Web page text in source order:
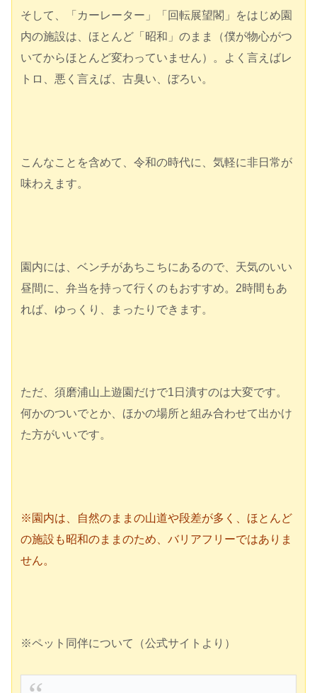
そして、「カーレーター」「回転展望閣」をはじめ園
内の施設は、ほとんど「昭和」のまま（僕が物心がつ
いてからほとんど変わっていません）。よく言えばレ
トロ、悪く言えば、古臭い、ぼろい。
こんなことを含めて、令和の時代に、気軽に非日常が
味わえます。
園内には、ベンチがあちこちにあるので、天気のいい
昼間に、弁当を持って行くのもおすすめ。2時間もあ
れば、ゆっくり、まったりできます。
ただ、須磨浦山上遊園だけで1日潰すのは大変です。
何かのついでとか、ほかの場所と組み合わせて出かけ
た方がいいです。
※園内は、自然のままの山道や段差が多く、ほとんど
の施設も昭和のままのため、バリアフリーではありま
せん。
※ペット同伴について（公式サイトより）